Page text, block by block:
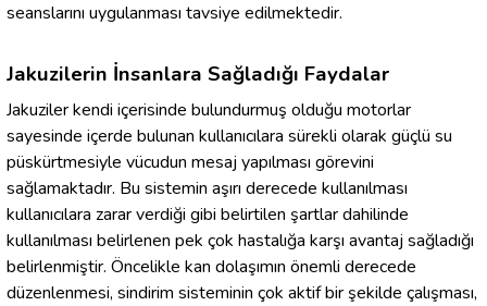
seanslarını uygulanması tavsiye edilmektedir.
Jakuzilerin İnsanlara Sağladığı Faydalar
Jakuziler kendi içerisinde bulundurmuş olduğu motorlar
sayesinde içerde bulunan kullanıcılara sürekli olarak güçlü su
püskürtmesiyle vücudun mesaj yapılması görevini
sağlamaktadır. Bu sistemin aşırı derecede kullanılması
kullanıcılara zarar verdiği gibi belirtilen şartlar dahilinde
kullanılması belirlenen pek çok hastalığa karşı avantaj sağladığı
belirlenmiştir. Öncelikle kan dolaşımın önemli derecede
düzenlenmesi, sindirim sisteminin çok aktif bir şekilde çalışması,